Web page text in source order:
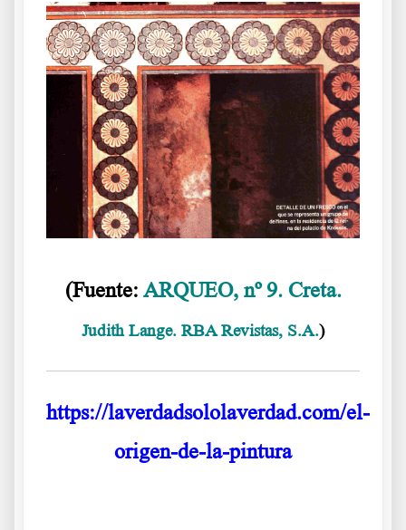
(Fuente: ARQUEO, nº 9. Creta.
Judith Lange. RBA Revistas, S.A.)
https://laverdadsololaverdad.com/el-
origen-de-la-pintura